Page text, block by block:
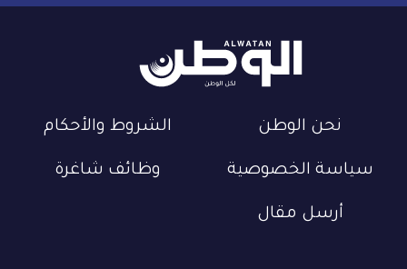
نحن الوطن الشروط والأحكام
سياسة الخصوصية وظائف شاغرة
أرسل مقال